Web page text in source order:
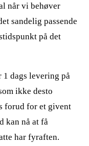
når vi behøver
sandelig passende
på det
dags levering på
ikke desto
forud for et givent
kan nå at få
har fyraften.